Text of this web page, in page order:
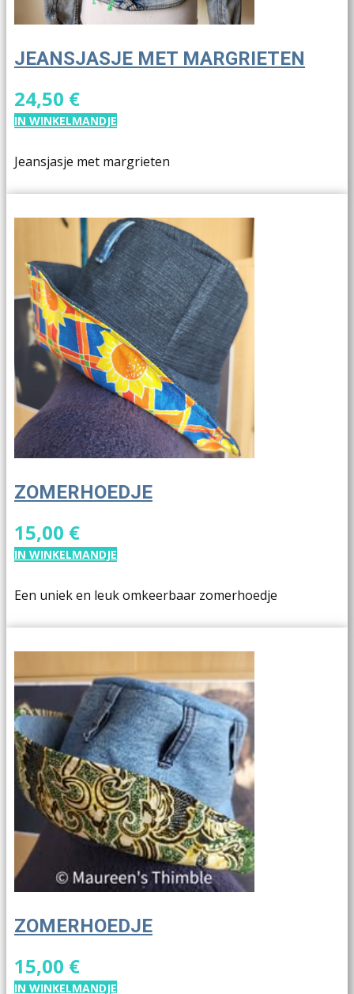
JEANSJASJE MET MARGRIETEN
24,50 €
IN WINKELMANDJE
Jeansjasje met margrieten
ZOMERHOEDJE
15,00 €
IN WINKELMANDJE
Een uniek en leuk omkeerbaar zomerhoedje
ZOMERHOEDJE
15,00 €
IN WINKELMANDJE